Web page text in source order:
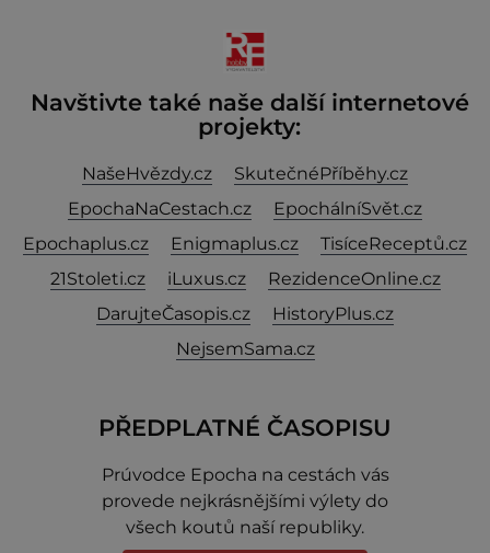
Navštivte také naše další internetové
projekty:
NašeHvězdy.cz
SkutečnéPříběhy.cz
EpochaNaCestach.cz
EpochálníSvět.cz
Epochaplus.cz
Enigmaplus.cz
TisíceReceptů.cz
21Stoleti.cz
iLuxus.cz
RezidenceOnline.cz
DarujteČasopis.cz
HistoryPlus.cz
NejsemSama.cz
PŘEDPLATNÉ ČASOPISU
Prúvodce Epocha na cestách vás
provede nejkrásnějšími výlety do
všech koutů naší republiky.